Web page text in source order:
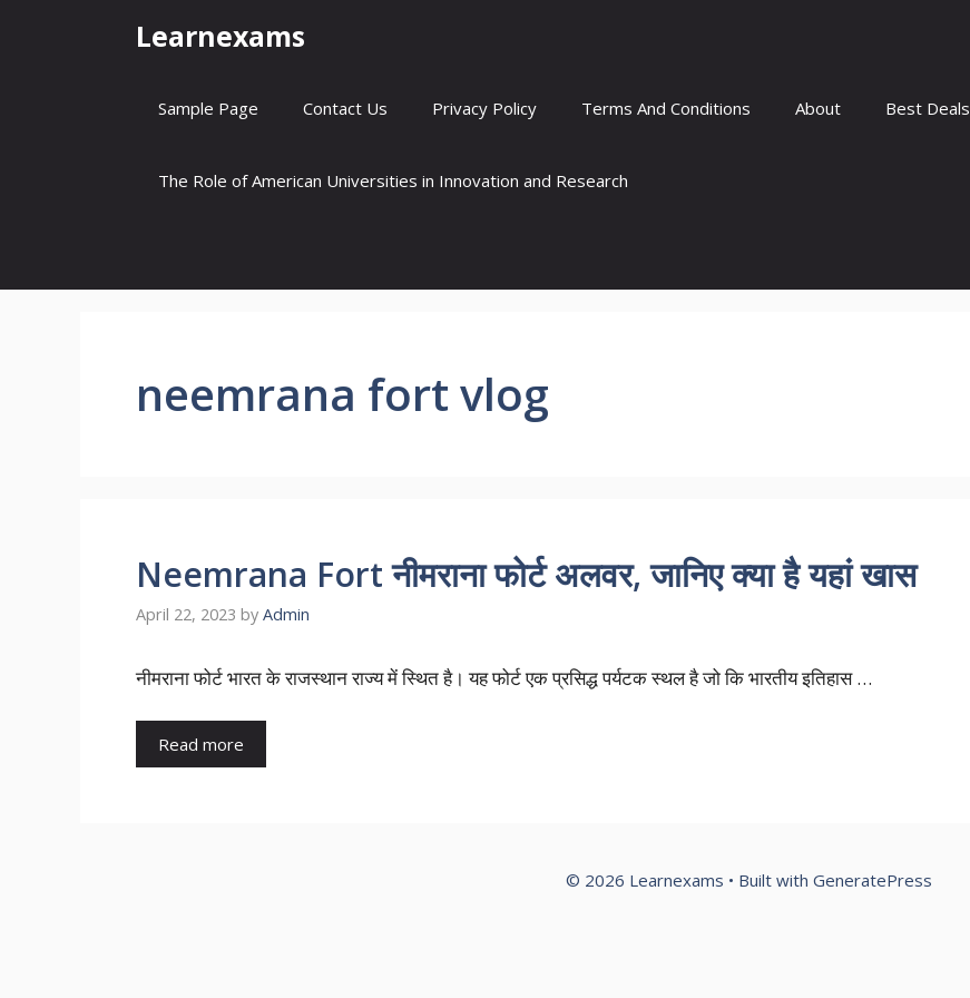
Learnexams
Sample Page Contact Us Privacy Policy Terms And Conditions About Best Deals
The Role of American Universities in Innovation and Research
neemrana fort vlog
Neemrana Fort नीमराना फोर्ट अलवर, जानिए क्या है यहां खास
April 22, 2023 by Admin
नीमराना फोर्ट भारत के राजस्थान राज्य में स्थित है। यह फोर्ट एक प्रसिद्ध पर्यटक स्थल है जो कि भारतीय इतिहास …
Read more
© 2026 Learnexams • Built with GeneratePress